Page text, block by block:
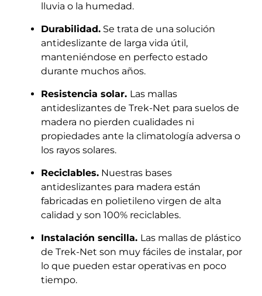
lluvia o la humedad.
Durabilidad. Se trata de una solución
antideslizante de larga vida útil,
manteniéndose en perfecto estado
durante muchos años.
Resistencia solar. Las mallas
antideslizantes de Trek-Net para suelos de
madera no pierden cualidades ni
propiedades ante la climatología adversa o
los rayos solares.
Reciclables. Nuestras bases
antideslizantes para madera están
fabricadas en polietileno virgen de alta
calidad y son 100% reciclables.
Instalación sencilla. Las mallas de plástico
de Trek-Net son muy fáciles de instalar, por
lo que pueden estar operativas en poco
tiempo.